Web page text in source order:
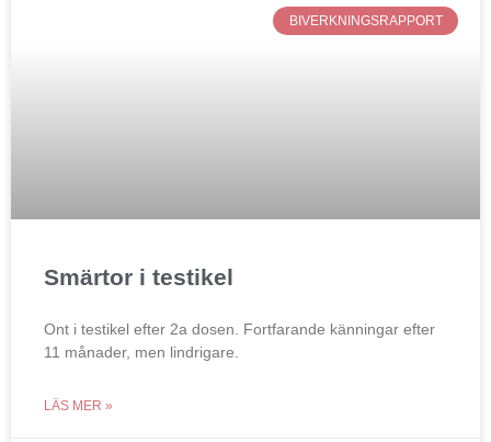
BIVERKNINGSRAPPORT
Smärtor i testikel
Ont i testikel efter 2a dosen. Fortfarande känningar efter
11 månader, men lindrigare.
LÄS MER »